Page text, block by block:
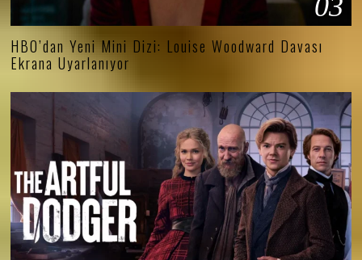
03
HBO’dan Yeni Mini Dizi: Louise Woodward Davası
Ekrana Uyarlanıyor